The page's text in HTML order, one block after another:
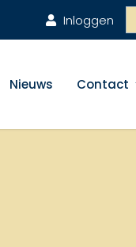
Inloggen
Nieuws Contact